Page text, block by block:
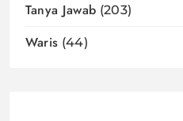
Tanya Jawab (203)
Waris (44)